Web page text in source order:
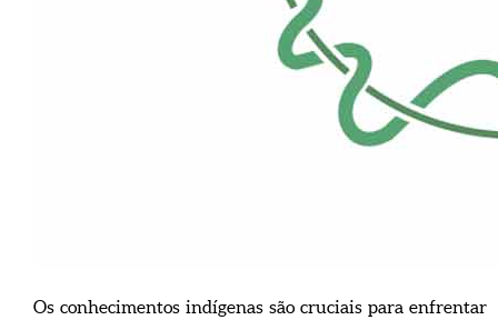
Os conhecimentos indígenas são cruciais para enfrentar